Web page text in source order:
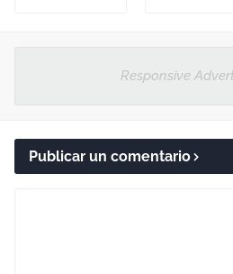
Responsive
Publicar un comentario